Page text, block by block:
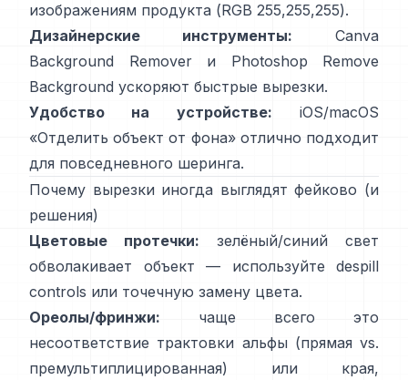
изображениям продукта (RGB 255,255,255).
Дизайнерские инструменты: Canva
Background Removerи Photoshop Remove
Background ускоряют быстрые вырезки.
Удобство на устройстве: iOS/macOS
«Отделить объект от фона» отлично подходит
для повседневного шеринга.
Почему вырезки иногда выглядят фейково (и
решения)
Цветовые протечки: зелёный/синий свет
обволакивает объект — используйте
despill
controls или точечную замену цвета.
Ореолы/фринжи: чаще всего это
несоответствие трактовки альфы (прямая vs.
премультиплицированная) или края,